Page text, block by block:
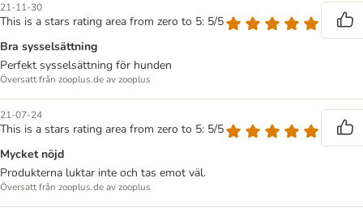
21-11-30
This is a stars rating area from zero to 5: 5/5
Bra sysselsättning
Perfekt sysselsättning för hunden
Översatt från zooplus.de av zooplus
21-07-24
This is a stars rating area from zero to 5: 5/5
Mycket nöjd
Produkterna luktar inte och tas emot väl.
Översatt från zooplus.de av zooplus